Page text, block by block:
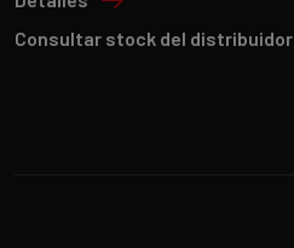
Consultar stock del distribuidor